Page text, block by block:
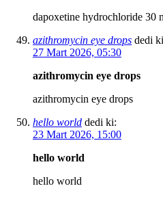
dapoxetine hydrochloride 30
azithromycin eye drops dedi
27 Mart 2026, 05:30
azithromycin eye drops
azithromycin eye drops
hello world dedi ki:
23 Mart 2026, 15:00
hello world
hello world